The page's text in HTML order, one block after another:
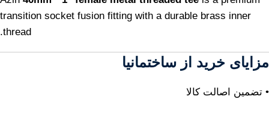
transition socket fusion fitting with a durable brass inner
thread.
مزایای خرید از ساختمانیا
• تضمین اصالت کالا